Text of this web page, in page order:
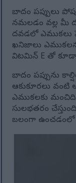
బాదం పప్పులు
నమలడం వల్ల మీ
దవడలో
ఖనిజాలు
విటమిన్ E తో
బాదం పప్పును
ఆకుకూరలు
ఎముకలకు
సులభతరం
బలంగా